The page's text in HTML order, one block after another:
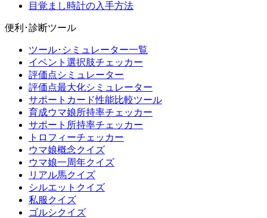
目覚まし時計の入手方法
便利･診断ツール
ツール･シミュレーター一覧
イベント選択肢チェッカー
評価点シミュレーター
評価点最大化シミュレーター
サポートカード性能比較ツール
育成ウマ娘所持率チェッカー
サポート所持率チェッカー
トロフィーチェッカー
ウマ娘概念クイズ
ウマ娘一周年クイズ
リアル馬クイズ
シルエットクイズ
私服クイズ
ゴルシクイズ